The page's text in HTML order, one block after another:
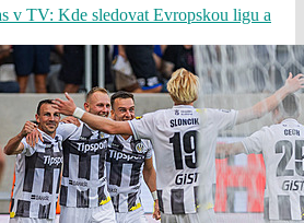
v TV: Kde sledovat Evropskou ligu a